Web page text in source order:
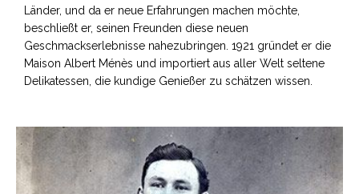
Länder, und da er neue Erfahrungen machen möchte,
beschließt er, seinen Freunden diese neuen
Geschmackserlebnisse nahezubringen. 1921 gründet er die
Maison Albert Ménès und importiert aus aller Welt seltene
Delikatessen, die kundige Genießer zu schätzen wissen.